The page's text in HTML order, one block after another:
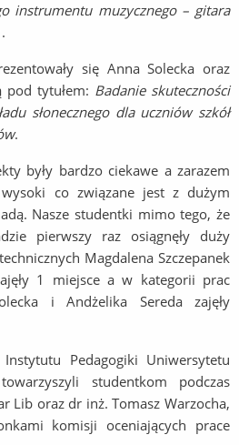
instrumentu muzycznego – gitara
.
się Anna Solecka oraz
pod tytułem: Badanie skuteczności
słonecznego dla uczniów szkół
.
były bardzo ciekawe a zarazem
co związane jest z dużym
Nasze studentki mimo tego, że
pierwszy raz osiągnęły duży
Magdalena Szczepanek
1 miejsce a w kategorii prac
i Andżelika Sereda zajęły
Pedagogiki Uniwersytetu
studentkom podczas
Lib oraz dr inż. Tomasz Warzocha,
komisji oceniających prace